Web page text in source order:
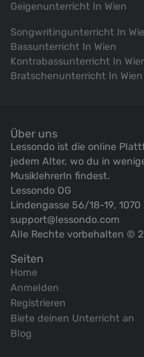
Geigenunterricht In Wien
Songwritingunterricht In
Bassunterricht In Wien
Kontrabassunterricht In
Bratschenunterricht In Wien
Über uns
Lessondo ist die online
jedem Alter, wo du in
MusiklehrerIn findest.
Lessondo OG
Lindengasse 56/18-19, 1070
support@lessondo.com
Alle Rechte vorbehalten ©
Seiten
Home
Anmelden
Registrieren
Biete deinen Unterricht an
Blog